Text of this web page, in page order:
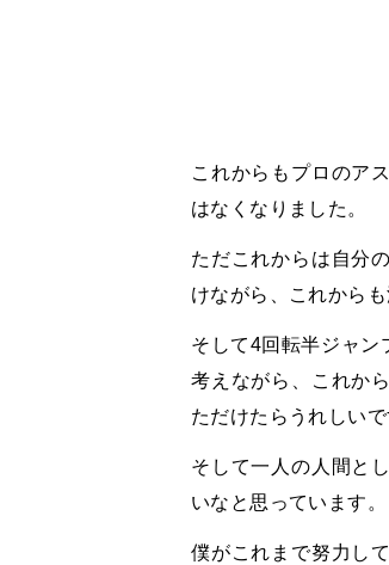
これからもプロのア
はなくなりました。
ただこれからは自分
けながら、これから
そして4回転半ジャン
考えながら、これか
ただけたらうれしいで
そして一人の人間と
いなと思っています。
僕がこれまで努力し